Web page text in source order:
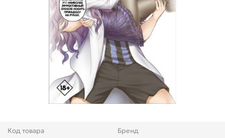
Код товара Бренд